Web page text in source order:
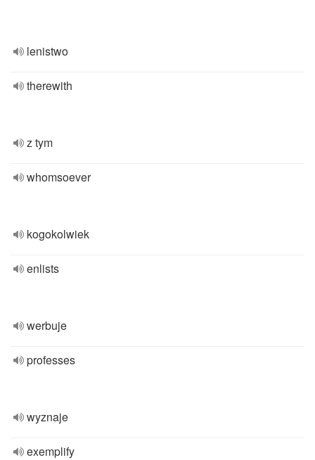
lenistwo
therewith
z tym
whomsoever
kogokolwiek
enlists
werbuje
professes
wyznaje
exemplify